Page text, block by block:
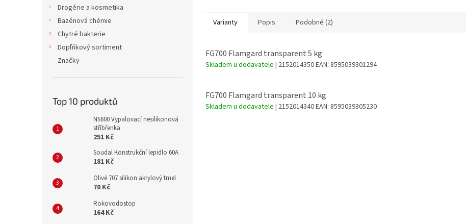
Drogérie a kosmetika
Bazénová chémie
Chytré bakterie
Dopľňkový sortiment
Značky
Top 10 produktů
NS600 Vypalovací nesilikonová
stříbřenka
251 Kč
Soudal Konstrukční lepidlo 60A
181 Kč
Olivé 707 silikon akrylový tmel
70 Kč
Rokovodostop
164 Kč
Varianty Popis Podobné (2)
FG700 Flamgard transparent 5 kg
Skladem u dodavatele | 2152014350EAN: 8595039301294
FG700 Flamgard transparent 10 kg
Skladem u dodavatele | 2152014340EAN: 8595039305230